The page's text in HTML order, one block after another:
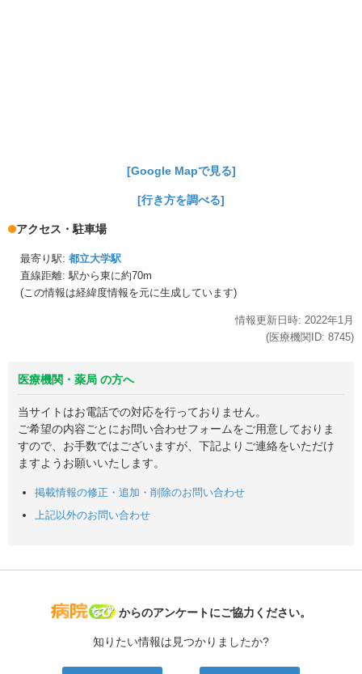
[Google Mapで見る]
[行き方を調べる]
アクセス・駐車場
最寄り駅: 都立大学駅
直線距離: 駅から東に約70m
(この情報は経緯度情報を元に生成しています)
情報更新日時: 2022年1月
(医療機関ID: 8745)
医療機関・薬局 の方へ
当サイトはお電話での対応を行っておりません。
ご希望の内容ごとにお問い合わせフォームをご用意しておりま
すので、お手数ではございますが、下記よりご連絡をいただけ
ますようお願いいたします。
掲載情報の修正・追加・削除のお問い合わせ
上記以外のお問い合わせ
病院なび
からのアンケートにご協力ください。
知りたい情報は見つかりましたか?